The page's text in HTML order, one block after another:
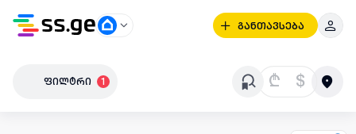
განთავსება
ფილტრი 1 ₾ $